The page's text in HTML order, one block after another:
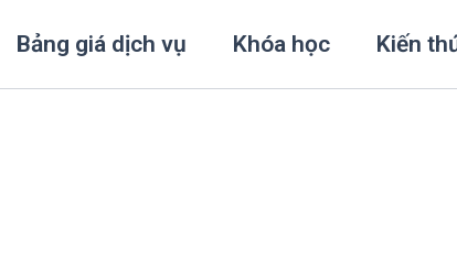
Bảng giá dịch vụ Khóa học Kiến